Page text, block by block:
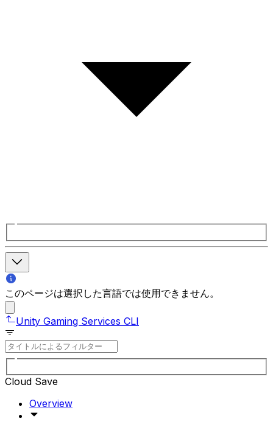
このページは選択した言語では使用できません。
Unity Gaming Services CLI
Cloud Save
Overview